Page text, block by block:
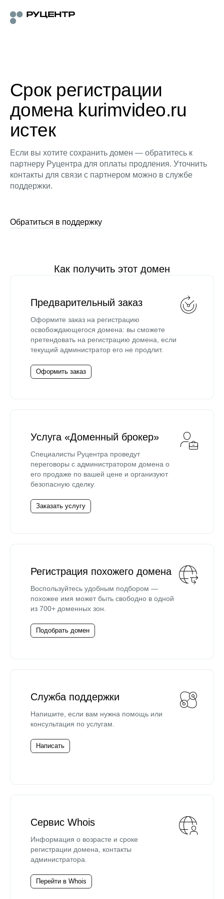
Срок регистрации
домена kurimvideo.ru
истек
Если вы хотите сохранить домен — обратитесь к
партнеру Руцентра для оплаты продления. Уточнить
контакты для связи с партнером можно в службе
поддержки.
Обратиться в поддержку
Как получить этот домен
Предварительный заказ
Оформите заказ на регистрацию
освобождающегося домена: вы сможете
претендовать на регистрацию домена, если
текущий администратор его не продлит.
Оформить заказ
Услуга «Доменный брокер»
Специалисты Руцентра проведут
переговоры с администратором домена о
его продаже по вашей цене и организуют
безопасную сделку.
Заказать услугу
Регистрация похожего домена
Воспользуйтесь удобным подбором —
похожее имя может быть свободно в одной
из 700+ доменных зон.
Подобрать домен
Служба поддержки
Напишите, если вам нужна помощь или
консультация по услугам.
Написать
Сервис Whois
Информация о возрасте и сроке
регистрации домена, контакты
администратора.
Перейти в Whois